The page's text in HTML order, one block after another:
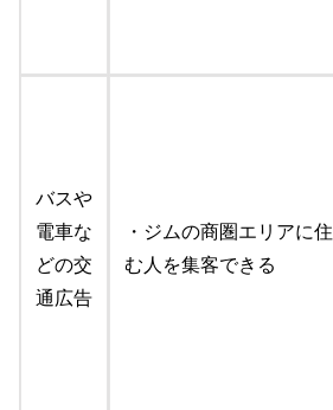
バスや
電車な
どの交
通広告
・ジムの商圏エリアに住
む人を集客できる